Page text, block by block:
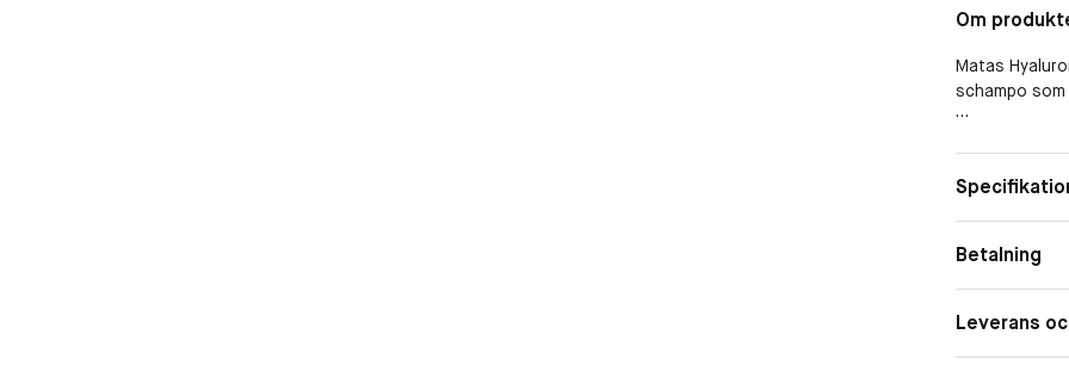
Om
Matas
schampo
Det
vilket stärker
fuktbalans.
-
Betalning
Leverans